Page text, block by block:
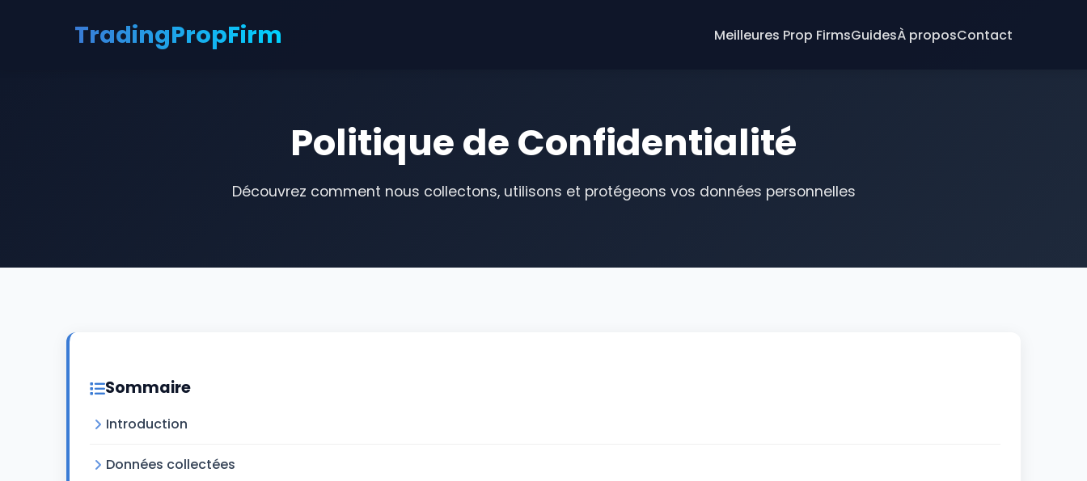
TradingPropFirm Meilleures Prop FirmsGuidesÀ proposContact
Politique de Confidentialité
Découvrez comment nous collectons, utilisons et protégeons vos données personnelles
Sommaire
Introduction
Données collectées